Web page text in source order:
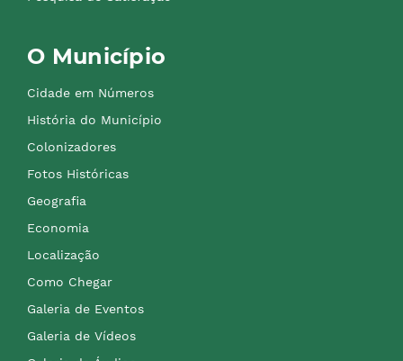
O Município
Cidade em Números
História do Município
Colonizadores
Fotos Históricas
Geografia
Economia
Localização
Como Chegar
Galeria de Eventos
Galeria de Vídeos